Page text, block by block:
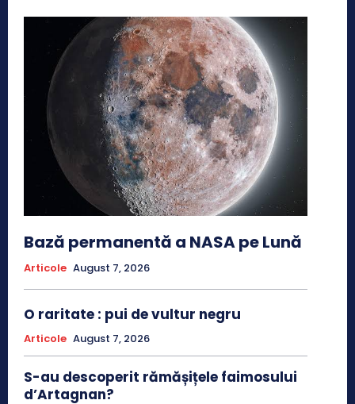
Bază permanentă a NASA pe Lună
Articole August 7, 2026
O raritate : pui de vultur negru
Articole August 7, 2026
S-au descoperit rămășițele faimosului
d’Artagnan?